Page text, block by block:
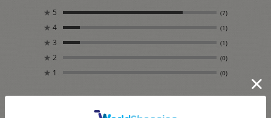
★ 5 (7)
★ 4 (1)
★ 3 (1)
★ 2 (0)
★ 1 (0)